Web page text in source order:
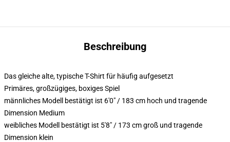
Beschreibung
Das gleiche alte, typische T-Shirt für häufig aufgesetzt
Primäres, großzügiges, boxiges Spiel
männliches Modell bestätigt ist 6'0" / 183 cm hoch und tragende
Dimension Medium
weibliches Modell bestätigt ist 5'8" / 173 cm groß und tragende
Dimension klein